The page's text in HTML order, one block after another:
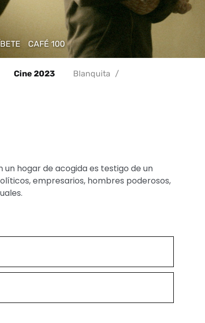
CAFÉ 100
Cine 2023 Blanquita /
un hogar de acogida es testigo de un
empresarios, hombres poderosos,